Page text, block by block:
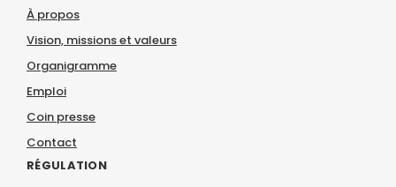
À propos
Vision, missions et valeurs
Organigramme
Emploi
Coin presse
Contact
RÉGULATION